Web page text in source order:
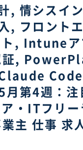
, 情シスイ
, フロント
ト, Intuneア
証,
月第4週：
・ITフリー
主 仕事 求